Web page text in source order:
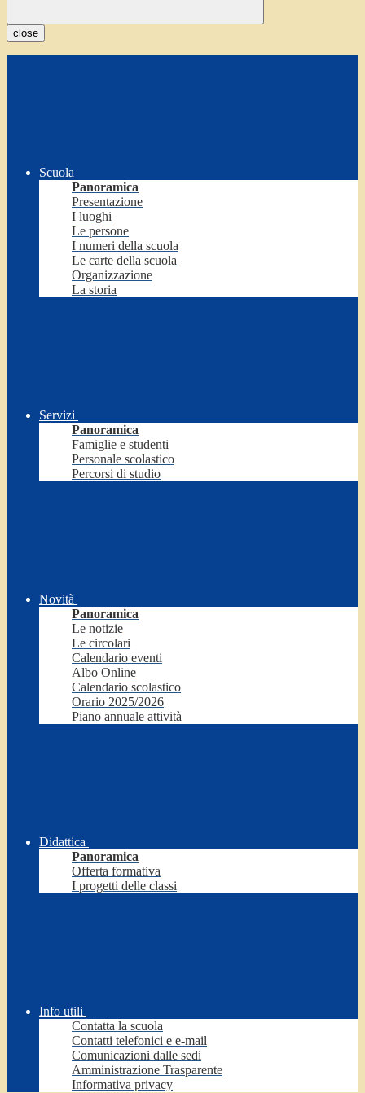
close
Scuola
Panoramica
Presentazione
I luoghi
Le persone
I numeri della scuola
Le carte della scuola
Organizzazione
La storia
Servizi
Panoramica
Famiglie e studenti
Personale scolastico
Percorsi di studio
Novità
Panoramica
Le notizie
Le circolari
Calendario eventi
Albo Online
Calendario scolastico
Orario 2025/2026
Piano annuale attività
Didattica
Panoramica
Offerta formativa
I progetti delle classi
Info utili
Contatta la scuola
Contatti telefonici e e-mail
Comunicazioni dalle sedi
Amministrazione Trasparente
Informativa privacy